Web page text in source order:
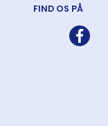
FIND OS PÅ